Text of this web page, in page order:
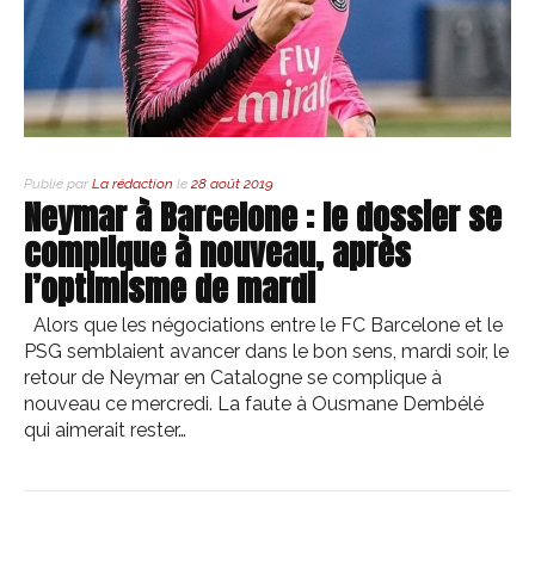
Publié par La rédaction le 28 août 2019
Neymar à Barcelone : le dossier se
complique à nouveau, après
l’optimisme de mardi
Alors que les négociations entre le FC Barcelone et le
PSG semblaient avancer dans le bon sens, mardi soir, le
retour de Neymar en Catalogne se complique à
nouveau ce mercredi. La faute à Ousmane Dembélé
qui aimerait rester…